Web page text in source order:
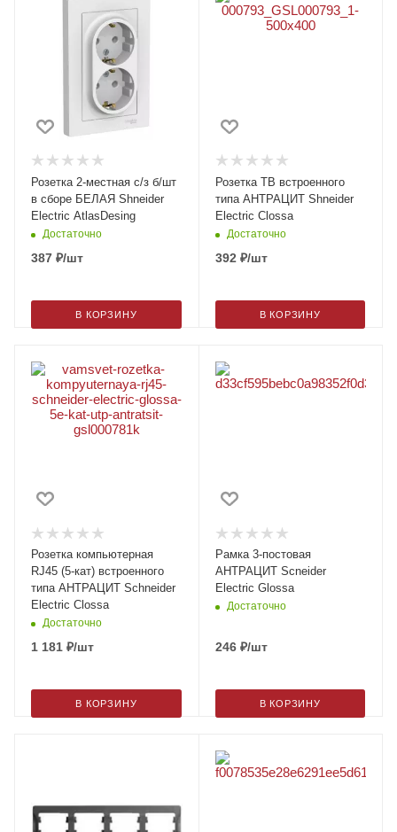
Розетка 2-местная с/з б/шт
в сборе БЕЛАЯ Shneider
Electric AtlasDesing
Достаточно
387 ₽/шт
В КОРЗИНУ
Розетка ТВ встроенного
типа АНТРАЦИТ Shneider
Electric Clossa
Достаточно
392 ₽/шт
В КОРЗИНУ
Розетка компьютерная
RJ45 (5-кат) встроенного
типа АНТРАЦИТ Schneider
Electric Clossa
Достаточно
1 181 ₽/шт
В КОРЗИНУ
Рамка 3-постовая
АНТРАЦИТ Scneider
Electric Glossa
Достаточно
246₽/шт
В КОРЗИНУ